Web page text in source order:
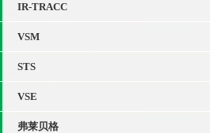
IR-TRACC
VSM
STS
VSE
弗莱贝格